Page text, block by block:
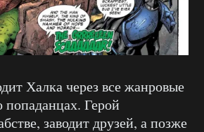
Халка через все жанровые
Герой
заводит друзей, а позже